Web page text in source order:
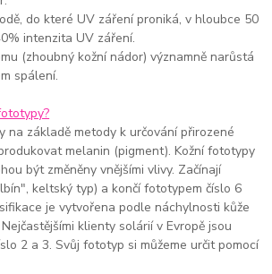
do které UV záření proniká, v hloubce 50
intenzita UV záření.
(zhoubný kožní nádor) významně narůstá
spálení.
na základě metody k určování přirozené
melanin (pigment). Kožní fototypy
být změněny vnějšími vlivy. Začínají
keltský typ) a končí fototypem číslo 6
je vytvořena podle náchylnosti kůže
klienty solárií v Evropě jsou
2 a 3. Svůj fototyp si můžeme určit pomocí